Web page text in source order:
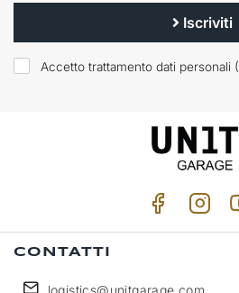
Iscriviti
Accetto trattamento dati personali (
CONTATTI
logistics@unitgarage.com